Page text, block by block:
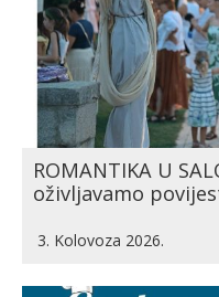
ROMANTIKA U
oživljavamo
3. Kolovoza 2026.